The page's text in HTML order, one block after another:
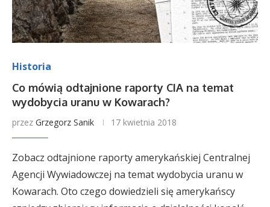
Historia
Co mówią odtajnione raporty CIA na temat
wydobycia uranu w Kowarach?
przez Grzegorz Sanik 17 kwietnia 2018
Zobacz odtajnione raporty amerykańskiej Centralnej
Agencji Wywiadowczej na temat wydobycia uranu w
Kowarach. Oto czego dowiedzieli się amerykańscy